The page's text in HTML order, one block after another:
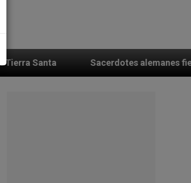
Sacerdotes alemanes fieles al Papa